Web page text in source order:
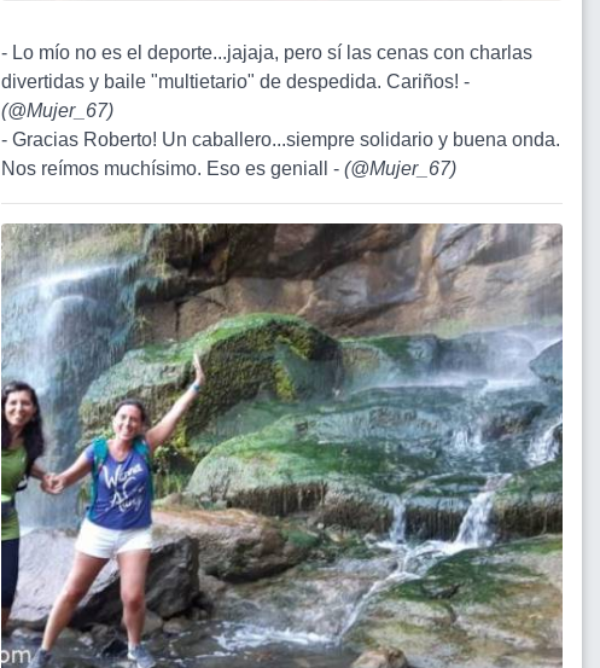
- Lo mío no es el deporte...jajaja, pero sí las cenas con charlas
divertidas y baile "multietario" de despedida. Cariños! -
(@Mujer_67)
- Gracias Roberto! Un caballero...siempre solidario y buena onda.
Nos reímos muchísimo. Eso es geniall - (@Mujer_67)